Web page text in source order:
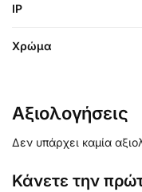
IP
Χρώμα
Αξιολογήσεις
Δεν υπάρχει καμία
Κάνετε την